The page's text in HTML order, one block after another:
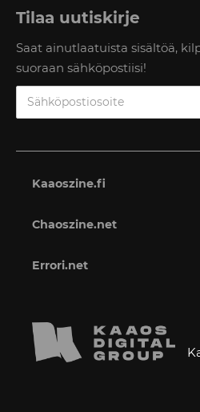
Tilaa uutiskirje
Saat ainutlaatuista sisältöä,
suoraan sähköpostiisi!
Kaaoszine.fi
Chaoszine.net
Errori.net